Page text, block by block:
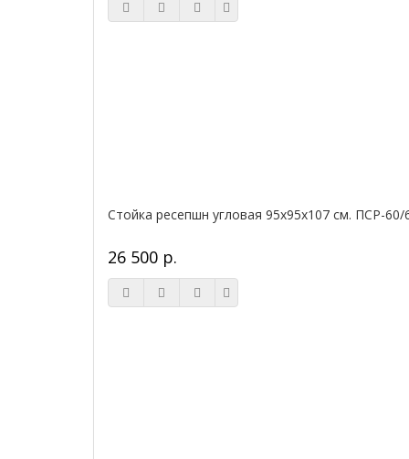
Стойка ресепшн угловая 95х95х107 см. ПСР-60/
26 500 р.